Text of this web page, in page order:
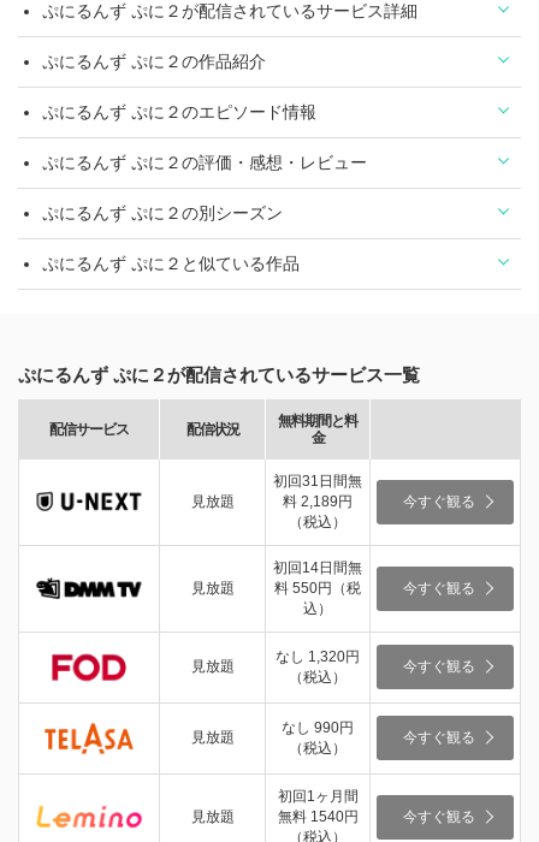
ぷにるんず ぷに２が配信されているサービス詳細
ぷにるんず ぷに２の作品紹介
ぷにるんず ぷに２のエピソード情報
ぷにるんず ぷに２の評価・感想・レビュー
ぷにるんず ぷに２の別シーズン
ぷにるんず ぷに２と似ている作品
ぷにるんず ぷに２が配信されているサービス一覧
配信サービス 配信状況
無料期間と料
金
見放題
初回31日間無
料 2,189円
（税込）
今すぐ観る
見放題
初回14日間無
料 550円（税
込）
今すぐ観る
見放題
なし 1,320円
（税込）
今すぐ観る
見放題
なし 990円
（税込）
今すぐ観る
見放題
初回1ヶ月間
無料 1540円
（税込）
今すぐ観る